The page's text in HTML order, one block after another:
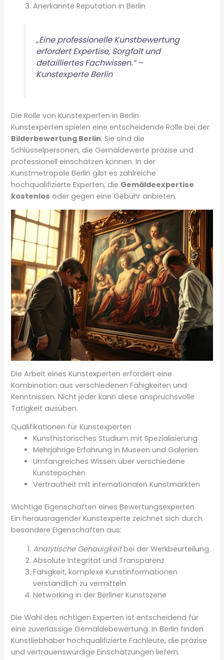
Anerkannte Reputation in Berlin
„Eine professionelle Kunstbewertung
erfordert Expertise, Sorgfalt und
detailliertes Fachwissen.“ –
Kunstexperte Berlin
Die Rolle von Kunstexperten in Berlin
Kunstexperten spielen eine entscheidende Rolle bei der
Bilderbewertung Berlin. Sie sind die
Schlüsselpersonen, die Gemäldewerte präzise und
professionell einschätzen können. In der
Kunstmetropole Berlin gibt es zahlreiche
hochqualifizierte Experten, die Gemäldeexpertise
kostenlos oder gegen eine Gebühr anbieten.
Die Arbeit eines Kunstexperten erfordert eine
Kombination aus verschiedenen Fähigkeiten und
Kenntnissen. Nicht jeder kann diese anspruchsvolle
Tätigkeit ausüben.
Qualifikationen für Kunstexperten
Kunsthistorisches Studium mit Spezialisierung
Mehrjährige Erfahrung in Museen und Galerien
Umfangreiches Wissen über verschiedene
Kunstepochen
Vertrautheit mit internationalen Kunstmärkten
Wichtige Eigenschaften eines Bewertungsexperten
Ein herausragender Kunstexperte zeichnet sich durch
besondere Eigenschaften aus:
Analytische Genauigkeitbei der Werkbeurteilung
Absolute Integrität und Transparenz
Fähigkeit, komplexe Kunstinformationen
verständlich zu vermitteln
Networking in der Berliner Kunstszene
Die Wahl des richtigen Experten ist entscheidend für
eine zuverlässige Gemäldebewertung. In Berlin finden
Kunstliebhaber hochqualifizierte Fachleute, die präzise
und vertrauenswürdige Einschätzungen liefern.